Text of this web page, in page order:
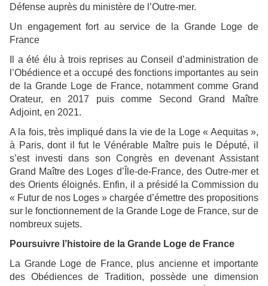
Défense auprès du ministère de l’Outre-mer.
Un engagement fort au service de la Grande Loge de
France
Il a été élu à trois reprises au Conseil d’administration de
l’Obédience et a occupé des fonctions importantes au sein
de la Grande Loge de France, notamment comme Grand
Orateur, en 2017 puis comme Second Grand Maître
Adjoint, en 2021.
A la fois, très impliqué dans la vie de la Loge « Aequitas »,
à Paris, dont il fut le Vénérable Maître puis le Député, il
s’est investi dans son Congrès en devenant Assistant
Grand Maître des Loges d’Île-de-France, des Outre-mer et
des Orients éloignés. Enfin, il a présidé la Commission du
« Futur de nos Loges » chargée d’émettre des propositions
sur le fonctionnement de la Grande Loge de France, sur de
nombreux sujets.
Poursuivre l’histoire de la Grande Loge de France
La Grande Loge de France, plus ancienne et importante
des Obédiences de Tradition, possède une dimension